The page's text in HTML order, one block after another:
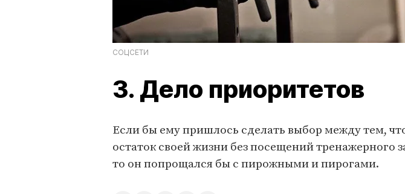
СОЦСЕТИ
3. Дело приоритетов
Если бы ему пришлось сделать выбор между тем,
остаток своей жизни без посещений тренажерного
то он попрощался бы с пирожными и пирогами.